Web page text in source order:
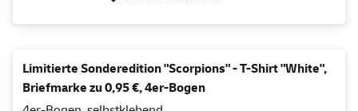
Limitierte Sonderedition "Scorpions" - T-Shirt "White",
Briefmarke zu 0,95 €, 4er-Bogen